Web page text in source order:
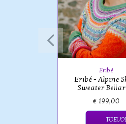
Eribé
Eribé - Alpine
Sweater
€ 199,00